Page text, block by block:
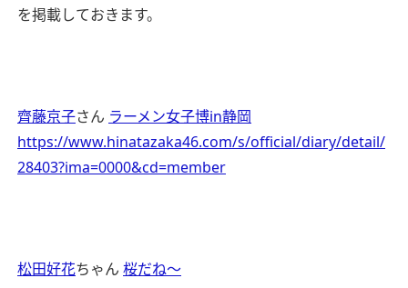
を掲載しておきます。
齊藤京子さん ラーメン女子博in静岡
https://www.hinatazaka46.com/s/official/diary/detail/
28403?ima=0000&cd=member
松田好花ちゃん 桜だね〜